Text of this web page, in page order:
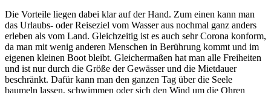
Die Vorteile liegen dabei klar auf der Hand. Zum einen kann man
das Urlaubs- oder Reiseziel vom Wasser aus nochmal ganz anders
erleben als vom Land. Gleichzeitig ist es auch sehr Corona konform,
da man mit wenig anderen Menschen in Berührung kommt und im
eigenen kleinen Boot bleibt. Gleichermaßen hat man alle Freiheiten
und ist nur durch die Größe der Gewässer und die Mietdauer
beschränkt. Dafür kann man den ganzen Tag über die Seele
baumeln lassen, schwimmen oder sich den Wind um die Ohren